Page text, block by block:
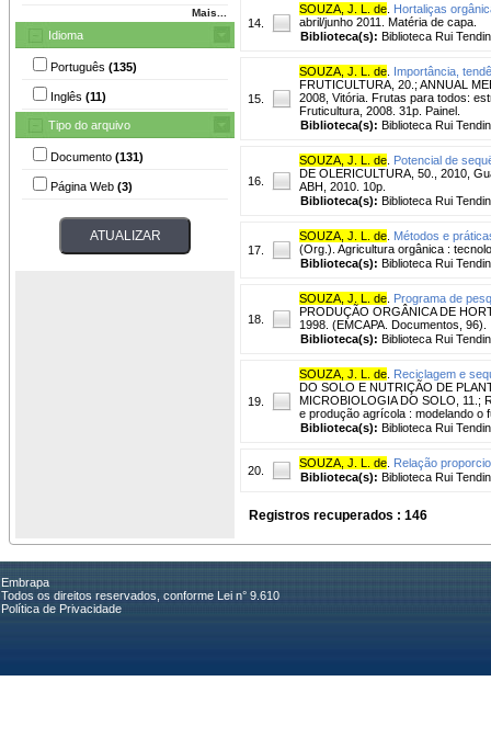
Mais...
Idioma
Português (135)
Inglês (11)
Tipo do arquivo
Documento (131)
Página Web (3)
14.
SOUZA, J. L. de Hortaliças
abril/junho 2011. Matéria de capa.
Biblioteca(s): Biblioteca Rui
15.
SOUZA, J. L. de Importância,
FRUTICULTURA, 20.; ANNUAL
2008, Vitória. Frutas para todos:
Fruticultura, 2008. 31p. Painel.
Biblioteca(s): Biblioteca Rui
16.
SOUZA, J. L. de Potencial de
DE OLERICULTURA, 50., 2010,
ABH, 2010. 10p.
Biblioteca(s): Biblioteca Rui
17.
SOUZA, J. L. de Métodos e
(Org.). Agricultura orgânica :
Biblioteca(s): Biblioteca Rui
18.
SOUZA, J. L. de Programa de
PRODUÇÃO ORGÂNICA DE
1998. (EMCAPA. Documentos, 96).
Biblioteca(s): Biblioteca Rui
19.
SOUZA, J. L. de Reciclagem e
DO SOLO E NUTRIÇÃO DE
MICROBIOLOGIA DO SOLO, 11.;
e produção agrícola : modelando o
Biblioteca(s): Biblioteca Rui
20.
SOUZA, J. L. de Relação
Biblioteca(s): Biblioteca Rui
Registros recuperados : 146
Embrapa
Todos os direitos reservados, conforme Lei n° 9.610
Política de Privacidade